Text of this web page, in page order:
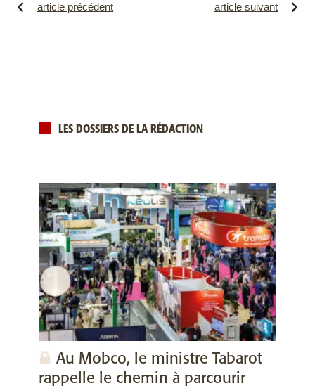
article précédent article suivant
LES DOSSIERS DE LA RÉDACTION
Au Mobco, le ministre Tabarot
rappelle le chemin à parcourir